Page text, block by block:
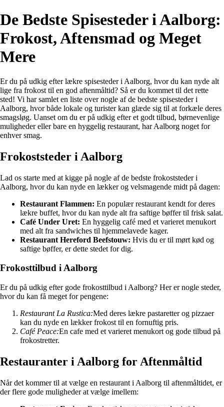
De Bedste Spisesteder i Aalborg:
Frokost, Aftensmad og Meget
Mere
Er du på udkig efter lækre spisesteder i Aalborg, hvor du kan nyde alt
lige fra frokost til en god aftenmåltid? Så er du kommet til det rette
sted! Vi har samlet en liste over nogle af de bedste spisesteder i
Aalborg, hvor både lokale og turister kan glæde sig til at forkæle deres
smagsløg. Uanset om du er på udkig efter et godt tilbud, børnevenlige
muligheder eller bare en hyggelig restaurant, har Aalborg noget for
enhver smag.
Frokoststeder i Aalborg
Lad os starte med at kigge på nogle af de bedste frokoststeder i
Aalborg, hvor du kan nyde en lækker og velsmagende midt på dagen:
Restaurant Flammen: En populær restaurant kendt for deres
lækre buffet, hvor du kan nyde alt fra saftige bøffer til frisk salat.
Café Under Uret: En hyggelig café med et varieret menukort
med alt fra sandwiches til hjemmelavede kager.
Restaurant Hereford Beefstouw: Hvis du er til mørt kød og
saftige bøffer, er dette stedet for dig.
Frokosttilbud i Aalborg
Er du på udkig efter gode frokosttilbud i Aalborg? Her er nogle steder,
hvor du kan få meget for pengene:
Restaurant La Rustica:Med deres lækre pastaretter og pizzaer
kan du nyde en lækker frokost til en fornuftig pris.
Café Peace:En cafe med et varieret menukort og gode tilbud på
frokostretter.
Restauranter i Aalborg for Aftenmåltid
Når det kommer til at vælge en restaurant i Aalborg til aftenmåltidet, er
der flere gode muligheder at vælge imellem: